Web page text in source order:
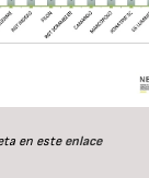
en este enlace